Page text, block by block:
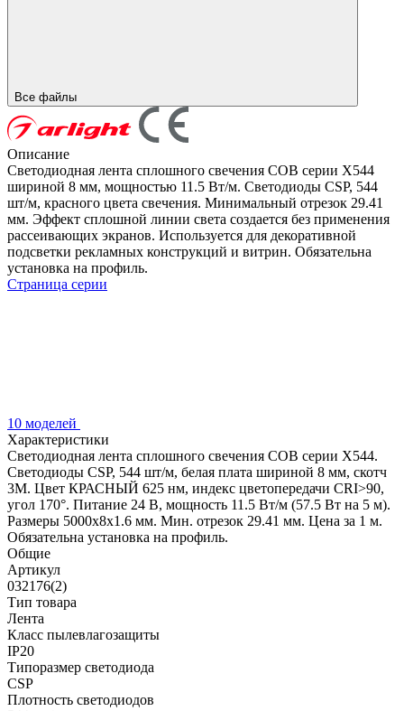
Все файлы
Описание
Светодиодная лента сплошного свечения COB серии X544
шириной 8 мм, мощностью 11.5 Вт/м. Светодиоды CSP, 544
шт/м, красного цвета свечения. Минимальный отрезок 29.41
мм. Эффект сплошной линии света создается без применения
рассеивающих экранов. Используется для декоративной
подсветки рекламных конструкций и витрин. Обязательна
установка на профиль.
Страница серии
10 моделей
Характеристики
Светодиодная лента сплошного свечения COB серии X544.
Светодиоды CSP, 544 шт/м, белая плата шириной 8 мм, скотч
3M. Цвет КРАСНЫЙ 625 нм, индекс цветопередачи CRI>90,
угол 170°. Питание 24 В, мощность 11.5 Вт/м (57.5 Вт на 5 м).
Размеры 5000x8x1.6 мм. Мин. отрезок 29.41 мм. Цена за 1 м.
Обязательна установка на профиль.
Общие
Артикул
032176(2)
Тип товара
Лента
Класс пылевлагозащиты
IP20
Типоразмер светодиода
CSP
Плотность светодиодов